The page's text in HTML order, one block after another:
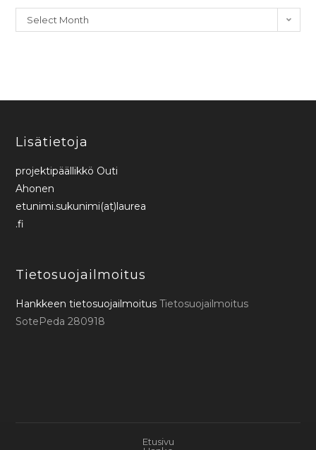
Select Month
Lisätietoja
projektipäällikkö Outi
Ahonen
etunimi.sukunimi(at)laurea
.fi
Tietosuojailmoitus
Hankkeen tietosuojailmoitusTietosuojailmoitus
SotePeda 280918
Etusivu